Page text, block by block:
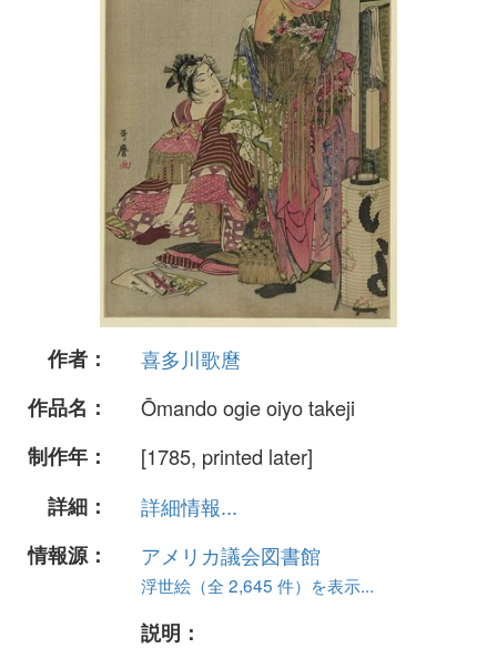
作者：
喜多川歌麿
作品名：
Ōmando ogie oiyo takeji
制作年：
[1785, printed later]
詳細：
詳細情報...
情報源：
アメリカ議会図書館
浮世絵（全 2,645 件）を表示...
説明：